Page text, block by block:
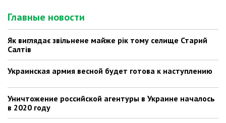
Главные новости
Як виглядає звільнене майже рік тому селище Старий
Салтів
Украинская армия весной будет готова к наступлению
Уничтожение российской агентуры в Украине началось
в 2020 году